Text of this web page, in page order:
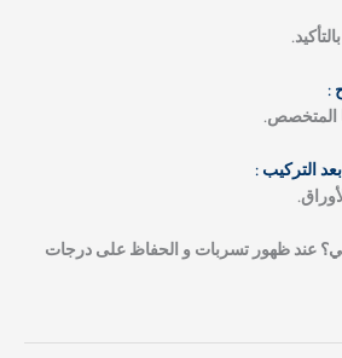
بالتأكيد.
:
المتخصص.
التركيب :
عند ظهور تسربات و الحفاظ على درجات